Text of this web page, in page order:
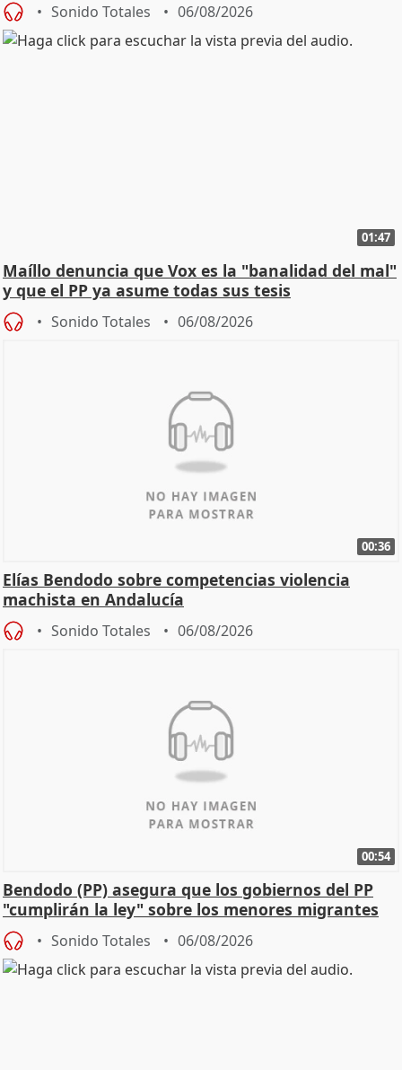
Sonido Totales 06/08/2026
01:47
Maíllo denuncia que Vox es la "banalidad del mal"
y que el PP ya asume todas sus tesis
Sonido Totales 06/08/2026
00:36
Elías Bendodo sobre competencias violencia
machista en Andalucía
Sonido Totales 06/08/2026
00:54
Bendodo (PP) asegura que los gobiernos del PP
"cumplirán la ley" sobre los menores migrantes
Sonido Totales 06/08/2026